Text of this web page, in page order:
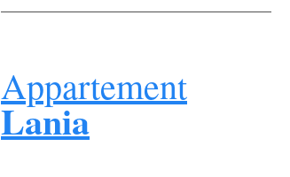
Appartement
Lania